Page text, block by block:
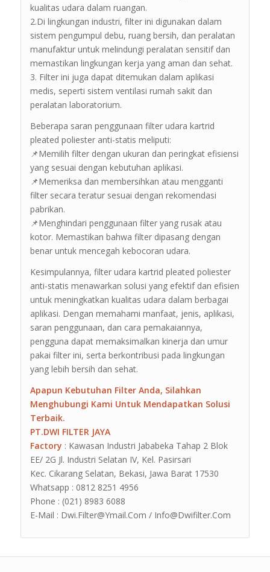
kualitas udara dalam ruangan.
2.Di lingkungan industri, filter ini digunakan dalam
sistem pengumpul debu, ruang bersih, dan peralatan
manufaktur untuk melindungi peralatan sensitif dan
memastikan lingkungan kerja yang aman dan sehat.
3. Filter ini juga dapat ditemukan dalam aplikasi
medis, seperti sistem ventilasi rumah sakit dan
peralatan laboratorium.
Beberapa saran penggunaan filter udara kartrid
pleated poliester anti-statis meliputi:
📌Memilih filter dengan ukuran dan peringkat efisiensi
yang sesuai dengan kebutuhan aplikasi.
📌Memeriksa dan membersihkan atau mengganti
filter secara teratur sesuai dengan rekomendasi
pabrikan.
📌Menghindari penggunaan filter yang rusak atau
kotor. Memastikan bahwa filter dipasang dengan
benar untuk mencegah kebocoran udara.
Kesimpulannya, filter udara kartrid pleated poliester
anti-statis menawarkan solusi yang efektif dan efisien
untuk meningkatkan kualitas udara dalam berbagai
aplikasi. Dengan memahami manfaat, jenis, aplikasi,
saran penggunaan, dan cara pemakaiannya,
pengguna dapat memaksimalkan kinerja dan umur
pakai filter ini, serta berkontribusi pada lingkungan
yang lebih bersih dan sehat.
Apapun Kebutuhan Filter Anda, Silahkan
Menghubungi Kami Untuk Mendapatkan Solusi
Terbaik.
PT.DWI FILTER JAYA
Factory : Kawasan Industri Jababeka Tahap 2 Blok
EE/ 2G Jl. Industri Selatan IV, Kel. Pasirsari
Kec. Cikarang Selatan, Bekasi, Jawa Barat 17530
Whatsapp : 0812 8251 4956
Phone : (021) 8983 6088
E-Mail : Dwi.Filter@Ymail.Com / Info@Dwifilter.Com